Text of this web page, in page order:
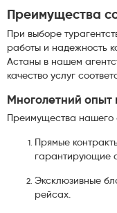
Преимущества
При выборе
работы и надежность
Астаны в нашем
качество услуг
Многолетний
Преимущества нашего
Прямые
гарантирующие
Эксклюзивные
рейсах.